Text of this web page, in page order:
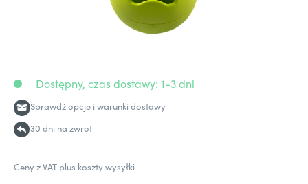
Dostępny, czas dostawy: 1-3 dni
Sprawdź opcje i warunki dostawy
30 dni na zwrot
Ceny z VAT plus koszty wysyłki